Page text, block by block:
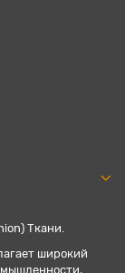
Ткани.
широкий